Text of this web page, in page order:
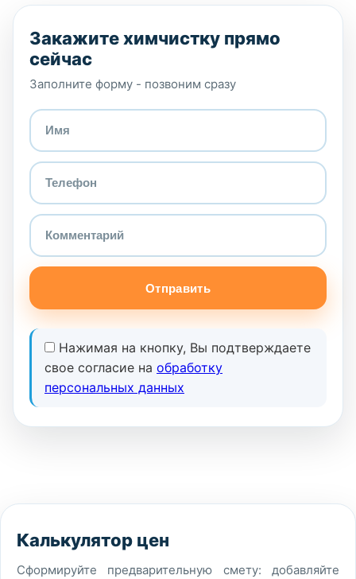
Закажите химчистку прямо
сейчас
Заполните форму - позвоним сразу
Отправить
Нажимая на кнопку, Вы подтверждаете
свое согласие на обработку
персональных данных
Калькулятор цен
Сформируйте предварительную смету: добавляйте